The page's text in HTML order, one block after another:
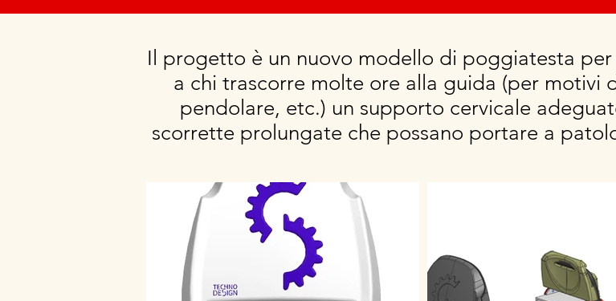
Il progetto è un nuovo modello di poggiatesta per
a chi trascorre molte ore alla guida (per motivi
pendolare, etc.) un supporto cervicale
scorrette prolungate che possano portare a